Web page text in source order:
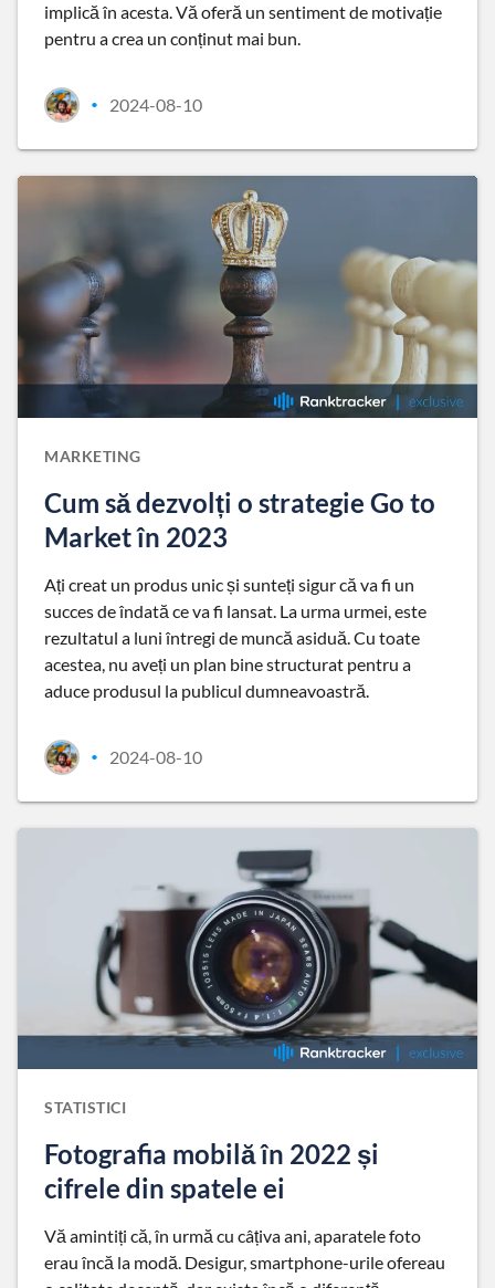
implică în acesta. Vă oferă un sentiment de motivație
pentru a crea un conținut mai bun.
• 2024-08-10
MARKETING
Cum să dezvolți o strategie Go to
Market în 2023
Ați creat un produs unic și sunteți sigur că va fi un
succes de îndată ce va fi lansat. La urma urmei, este
rezultatul a luni întregi de muncă asiduă. Cu toate
acestea, nu aveți un plan bine structurat pentru a
aduce produsul la publicul dumneavoastră.
• 2024-08-10
STATISTICI
Fotografia mobilă în 2022 și
cifrele din spatele ei
Vă amintiți că, în urmă cu câțiva ani, aparatele foto
erau încă la modă. Desigur, smartphone-urile ofereau